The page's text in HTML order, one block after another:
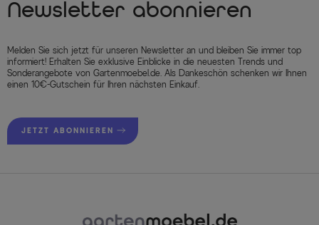
Newsletter abonnieren
Melden Sie sich jetzt für unseren Newsletter an und bleiben Sie immer top
informiert! Erhalten Sie exklusive Einblicke in die neuesten Trends und
Sonderangebote von Gartenmoebel.de. Als Dankeschön schenken wir Ihnen
einen 10€-Gutschein für Ihren nächsten Einkauf.
JETZT ABONNIEREN